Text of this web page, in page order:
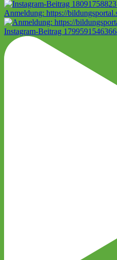
Anmeldung: https://
Instagram-Beitrag